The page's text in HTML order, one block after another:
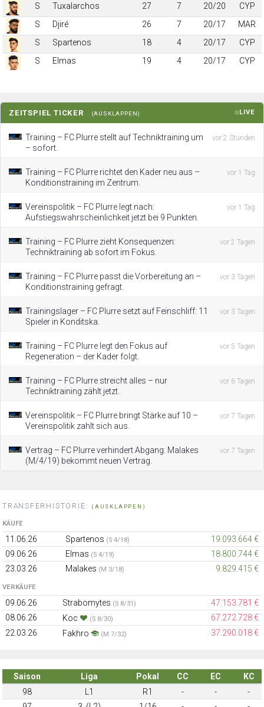
S
Tuxalarchos 27 7 20/20
CYP
S
Djiré 26 7 20/17
MAR
S
Spartenos 18 4 20/17
CYP
S
Elmas 19 4 20/17 CYP
ZEITSPIEL TICKER (AUSKLAPPEN) LIVE
Training – FC Plurre stellt auf Techniktraining um
– sofort.
vor 2 Stunden
Training – FC Plurre richtet den Kader neu aus –
Konditionstraining im Zentrum.
vor 1 Tag
Vereinspolitik – FC Plurre legt nach:
Aufstiegswahrscheinlichkeit jetzt bei 9 Punkten.
vor 1 Tag
Training – FC Plurre zieht Konsequenzen:
Techniktraining ab sofort im Fokus.
vor 2 Tagen
Training – FC Plurre passt die Vorbereitung an –
Konditionstraining gefragt.
vor 3 Tagen
Trainingslager – FC Plurre setzt auf Feinschliff: 11
Spieler in Konditska.
vor 3 Tagen
Training – FC Plurre legt den Fokus auf
Regeneration – der Kader folgt.
vor 5 Tagen
Training – FC Plurre streicht alles – nur
Techniktraining zählt jetzt.
vor 6 Tagen
Vereinspolitik – FC Plurre bringt Stärke auf 10 –
Vereinspolitik zahlt sich aus.
vor 7 Tagen
Vertrag – FC Plurre verhindert Abgang: Malakes
(M/4/19) bekommt neuen Vertrag.
vor 7 Tagen
TRANSFERHISTORIE: (AUSKLAPPEN)
KÄUFE
11.06.26 Spartenos (S 4/18)
19.093.664 €
09.06.26
Elmas (S 4/19)
18.800.744 €
23.03.26
Malakes (M 3/18) 9.829.415 €
VERKÄUFE
09.06.26 Strabomytes (S 8/31)
47.153.781 €
08.06.26
Koc (S 8/30)
67.272.728 €
22.03.26
Fakhro (M 7/32) 37.290.018 €
Saison Liga Pokal CC EC
KC
98
L1 R1 - -
-